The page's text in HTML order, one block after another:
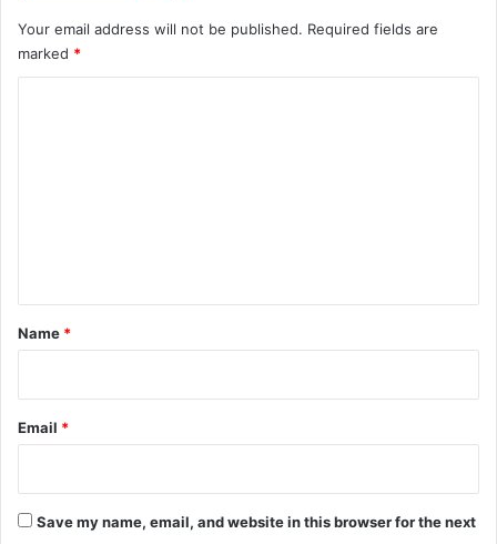
Your email address will not be published. Required fields are
marked *
*
Name *
Email *
Save my name, email, and website in this browser for the next